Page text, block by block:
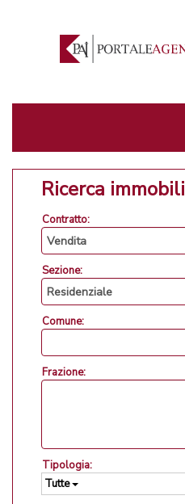
Ricerca immobili
Contratto:
Sezione:
Comune:
Frazione:
Tipologia:
Tutte